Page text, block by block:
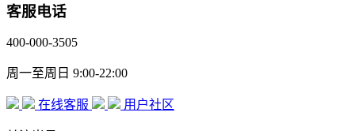
客服电话
400-000-3505
周一至周日 9:00-22:00
在线客服 用户社区